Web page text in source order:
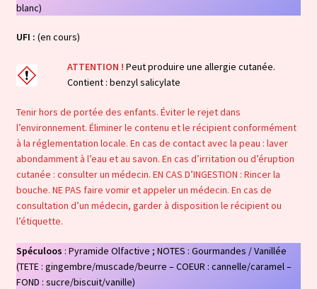
blanc)
UFI : (en cours)
ATTENTION ! Peut produire une allergie cutanée.
Contient : benzyl salicylate
Tenir hors de portée des enfants. Éviter le rejet dans
l’environnement. Éliminer le contenu et le récipient conformément
à la réglementation locale. En cas de contact avec la peau : laver
abondamment à l’eau et au savon. En cas d’irritation ou d’éruption
cutanée : consulter un médecin. EN CAS D’INGESTION : Rincer la
bouche. NE PAS faire vomir et appeler un médecin. En cas de
consultation d’un médecin, garder à disposition le récipient ou
l’étiquette.
Spéculoos : Pyramide Olfactive ; NOTES : Gourmandes / Vanillée
(TETE : gingembre/muscade/beurre – COEUR : cannelle/caramel –
FOND : sucre/biscuit/vanille)